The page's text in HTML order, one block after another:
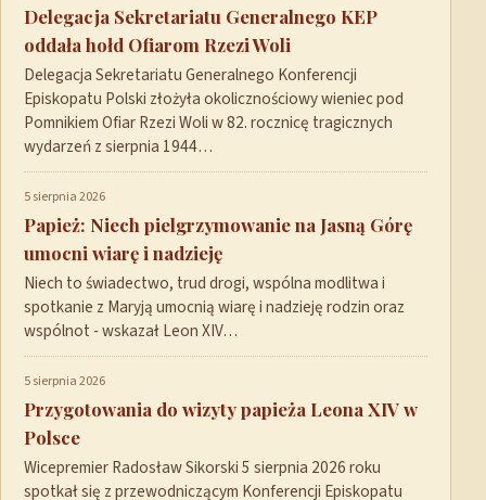
Delegacja Sekretariatu Generalnego KEP
oddała hołd Ofiarom Rzezi Woli
Delegacja Sekretariatu Generalnego Konferencji
Episkopatu Polski złożyła okolicznościowy wieniec pod
Pomnikiem Ofiar Rzezi Woli w 82. rocznicę tragicznych
wydarzeń z sierpnia 1944…
5 sierpnia 2026
Papież: Niech pielgrzymowanie na Jasną Górę
umocni wiarę i nadzieję
Niech to świadectwo, trud drogi, wspólna modlitwa i
spotkanie z Maryją umocnią wiarę i nadzieję rodzin oraz
wspólnot - wskazał Leon XIV…
5 sierpnia 2026
Przygotowania do wizyty papieża Leona XIV w
Polsce
Wicepremier Radosław Sikorski 5 sierpnia 2026 roku
spotkał się z przewodniczącym Konferencji Episkopatu